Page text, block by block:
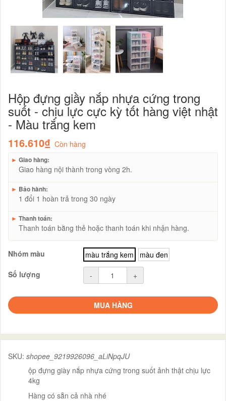
Hộp đựng giầy nắp nhựa cứng trong
suốt - chịu lực cực kỳ tốt hàng việt nhật
- Màu trắng kem
116.610₫ Còn hàng
► Giao hàng:
Giao hàng nội thành trong vòng 2h.
► Bảo hành:
1 đổi 1 hoàn trả trong 30 ngày
► Thanh toán:
Thanh toán bằng thẻ hoặc thanh toán khi nhận hàng.
Nhóm màu màu trắng kem
màu đen
Số lượng
- +
MUA HÀNG
SKU: shopee_9219926096_aLiNpqJU
ộp đựng giày nắp nhựa cứng trong suốt ảnh thật chịu lực
4kg
Hàng có sẵn cả nhà nhé